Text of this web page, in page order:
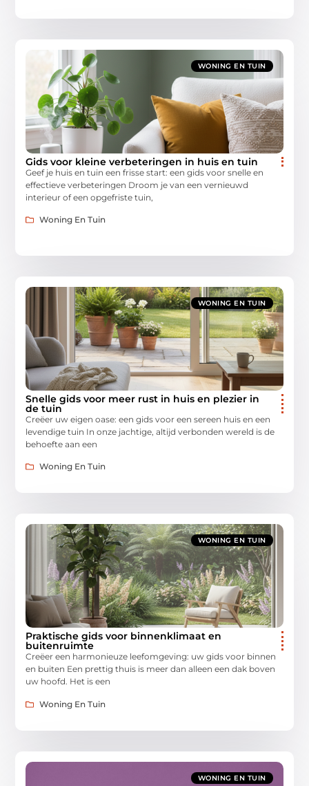
WONING EN TUIN
Gids voor kleine verbeteringen in huis en tuin
Geef je huis en tuin een frisse start: een gids voor snelle en
effectieve verbeteringen Droom je van een vernieuwd
interieur of een opgefriste tuin,
Woning En Tuin
WONING EN TUIN
Snelle gids voor meer rust in huis en plezier in
de tuin
Creëer uw eigen oase: een gids voor een sereen huis en een
levendige tuin In onze jachtige, altijd verbonden wereld is de
behoefte aan een
Woning En Tuin
WONING EN TUIN
Praktische gids voor binnenklimaat en
buitenruimte
Creëer een harmonieuze leefomgeving: uw gids voor binnen
en buiten Een prettig thuis is meer dan alleen een dak boven
uw hoofd. Het is een
Woning En Tuin
WONING EN TUIN